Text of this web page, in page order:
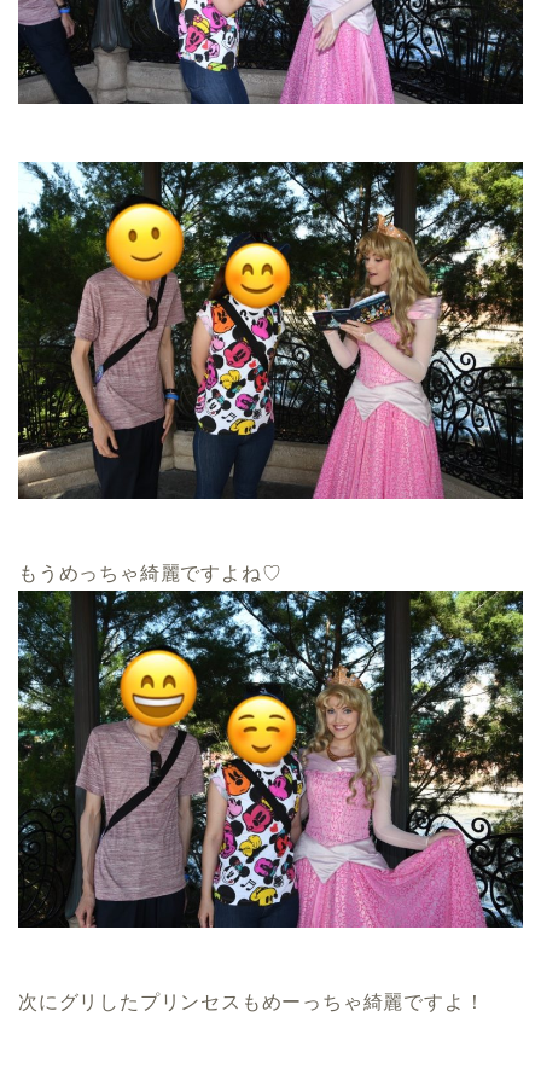
もうめっちゃ綺麗ですよね♡
次にグリしたプリンセスもめーっちゃ綺麗ですよ！